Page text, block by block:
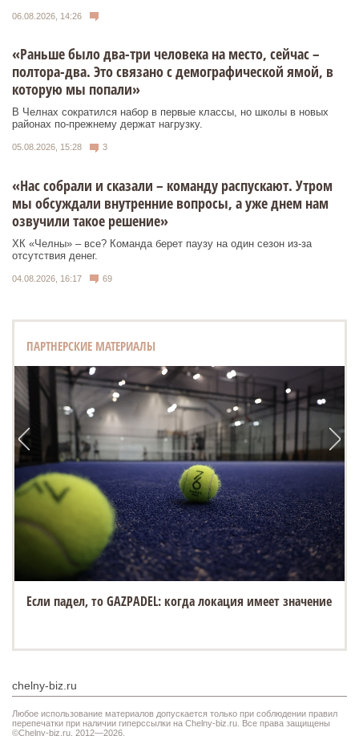
06.08.2026, 14:26
«Раньше было два-три человека на место, сейчас –
полтора-два. Это связано с демографической ямой, в
которую мы попали»
В Челнах сократился набор в первые классы, но школы в новых
районах по-прежнему держат нагрузку.
05.08.2026, 15:28 3
«Нас собрали и сказали – команду распускают. Утром
мы обсуждали внутренние вопросы, а уже днем нам
озвучили такое решение»
ХК «Челны» – все? Команда берет паузу на один сезон из-за
отсутствия денег.
04.08.2026, 16:17 69
ПАРТНЕРСКИЕ МАТЕРИАЛЫ
Если падел, то GAZPADEL: когда локация имеет значение
chelny-biz.ru
Любое использование материалов допускается только при соблюдении правил
перепечатки при наличии гиперссылки на Chelny-biz.ru. Все права защищены
©Chelny-biz.ru. 2012—2026.